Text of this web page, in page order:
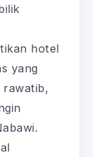
hotel
yang
rawatib,